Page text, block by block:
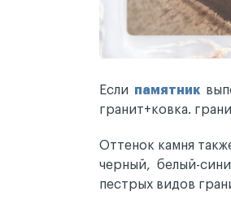
Если памятник
гранит+ковка.
Оттенок камня
черный, белый-
пестрых видов